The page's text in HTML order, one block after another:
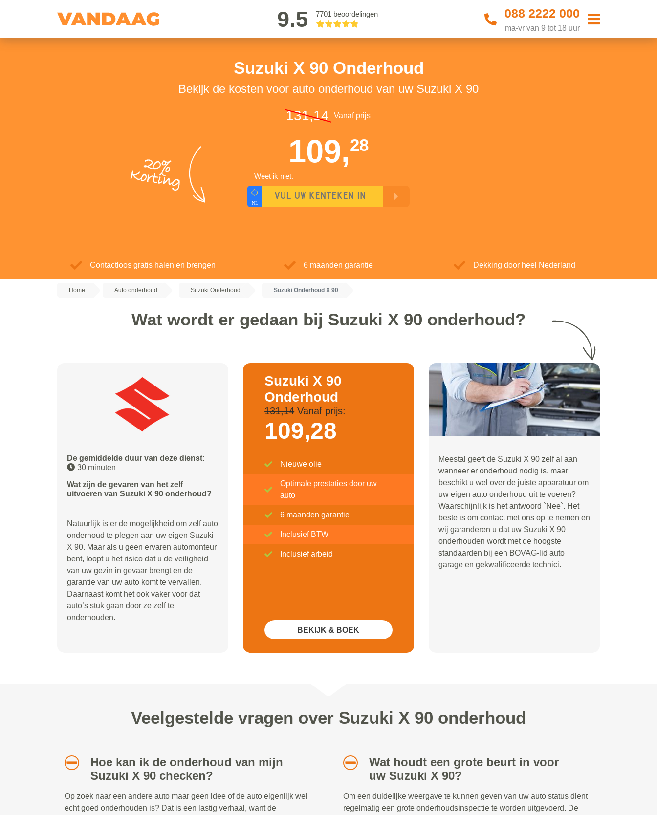
9.5 7701 beoordelingen 088 2222 000
ma-vr van 9 tot 18 uur
Suzuki X 90 Onderhoud
Bekijk de kosten voor auto onderhoud van uw Suzuki X 90
20%
Korting
131,14 Vanaf prijs
109,28
Weet ik niet.
Contactloos gratis halen en brengen 6 maanden garantie Dekking door heel Nederland
Home Auto onderhoud Suzuki Onderhoud Suzuki Onderhoud X 90
Wat wordt er gedaan bij Suzuki X 90 onderhoud?
De gemiddelde duur van deze dienst:
30 minuten
Wat zijn de gevaren van het zelf
uitvoeren van Suzuki X 90 onderhoud?
Natuurlijk is er de mogelijkheid om zelf auto
onderhoud te plegen aan uw eigen Suzuki
X 90. Maar als u geen ervaren automonteur
bent, loopt u het risico dat u de veiligheid
van uw gezin in gevaar brengt en de
garantie van uw auto komt te vervallen.
Daarnaast komt het ook vaker voor dat
auto’s stuk gaan door ze zelf te
onderhouden.
Suzuki X 90
Onderhoud
131,14Vanaf prijs:
109,28
Nieuwe olie
Optimale prestaties door uw
auto
6 maanden garantie
Inclusief BTW
Inclusief arbeid
BEKIJK & BOEK
Meestal geeft de Suzuki X 90 zelf al aan
wanneer er onderhoud nodig is, maar
beschikt u wel over de juiste apparatuur om
uw eigen auto onderhoud uit te voeren?
Waarschijnlijk is het antwoord `Nee`. Het
beste is om contact met ons op te nemen en
wij garanderen u dat uw Suzuki X 90
onderhouden wordt met de hoogste
standaarden bij een BOVAG-lid auto
garage en gekwalificeerde technici.
Veelgestelde vragen over Suzuki X 90 onderhoud
Hoe kan ik de onderhoud van mijn
Suzuki X 90 checken?
Op zoek naar een andere auto maar geen idee of de auto eigenlijk wel
echt goed onderhouden is? Dat is een lastig verhaal, want de
Wat houdt een grote beurt in voor
uw Suzuki X 90?
Om een duidelijke weergave te kunnen geven van uw auto status dient
regelmatig een grote onderhoudsinspectie te worden uitgevoerd. De